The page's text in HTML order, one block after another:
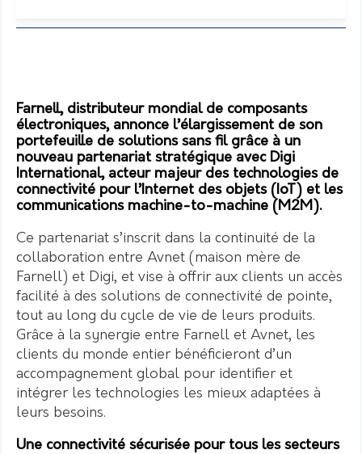
Farnell, distributeur mondial de composants
électroniques, annonce l’élargissement de son
portefeuille de solutions sans fil grâce à un
nouveau partenariat stratégique avec Digi
International, acteur majeur des technologies de
connectivité pour l’Internet des objets (IoT) et les
communications machine-to-machine (M2M).
Ce partenariat s’inscrit dans la continuité de la
collaboration entre Avnet (maison mère de
Farnell) et Digi, et vise à offrir aux clients un accès
facilité à des solutions de connectivité de pointe,
tout au long du cycle de vie de leurs produits.
Grâce à la synergie entre Farnell et Avnet, les
clients du monde entier bénéficieront d’un
accompagnement global pour identifier et
intégrer les technologies les mieux adaptées à
leurs besoins.
Une connectivité sécurisée pour tous les secteurs